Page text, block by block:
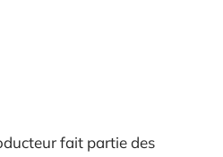
fait partie des